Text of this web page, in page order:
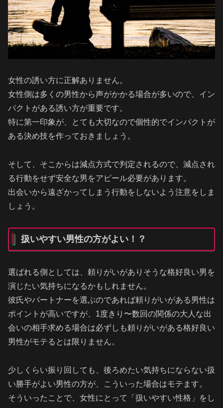
女性の誘い方に正解ありません。
女性側は多くの男性から声がかかる場合が多いので、イン
パクトがある誘い方が重要です。
特に第一印象が、とても大切なので個性的でインパクトが
ある決め技を作っておきましょう。
そして、そこからは減点方式で判定されるので、減点され
る行動をせず安全な男をアピール必要があります。
出会いから遠ざかってしまう行動をしないよう注意をしま
しょう。
扱いやすい男性の方がよい！？
選ばれる側としては、頼りがいがありそうな格好良い男を
演じたい気持ちになるかもしれません。
彼氏やパートナーを選ぶのであれば頼りがいがある男性は
ポイントが高いですが、1度きり〜数回の関係の大人な出
会いの相手求める場合は必ずしも頼りがいがある格好良い
男性がモテるとは限りません。
少しくらい振り回しても、後ろめたい気持ちにならない扱
い勝手がよい男性の方が、こういった場合はモテます。
そういったことで、女性にとって「扱いやすい性格」をし